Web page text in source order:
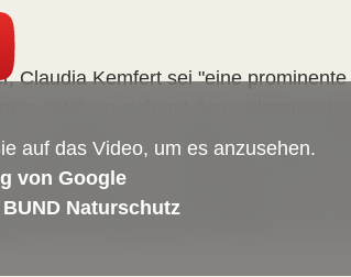
auf das Video, um es anzusehen.
von Google
Naturschutz
Claudia Kemfert sei "eine
Grundlage den Ausstieg aus den
auf dem Weg Deutschlands
und Publikationen zum